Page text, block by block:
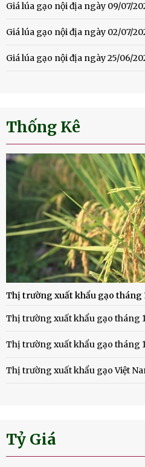
Giá lúa gạo nội địa ngày 09/07/
Giá lúa gạo nội địa ngày 02/07/
Giá lúa gạo nội địa ngày 25/06/
Thống Kê
Thị trường xuất khẩu gạo tháng
Thị trường xuất khẩu gạo tháng
Thị trường xuất khẩu gạo tháng
Thị trường xuất khẩu gạo Việt
Tỷ Giá